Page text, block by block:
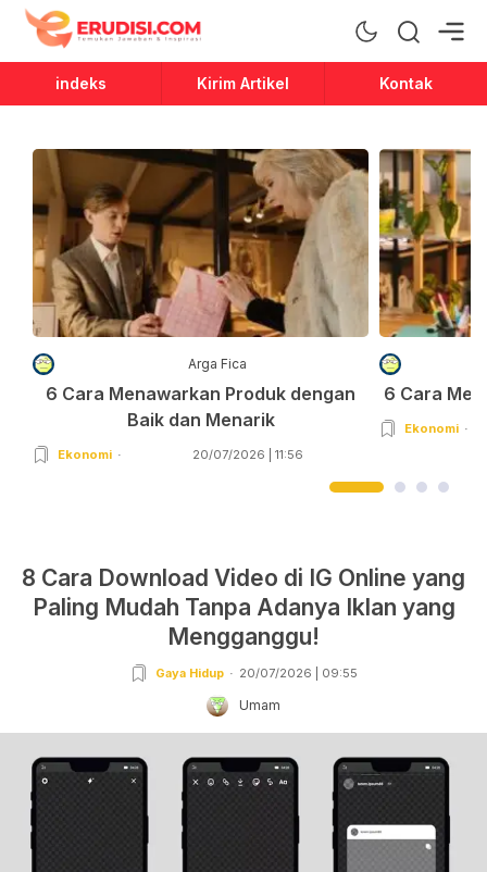
Erudisi
Temukan Jawaban dan Inspirasi
indeks Kirim Artikel Kontak
Arga Fica
6 Cara Menawarkan Produk dengan
Baik dan Menarik
Ekonomi 20/07/2026 | 11:56
6 Cara
Ekonomi
8 Cara Download Video di IG Online yang
Paling Mudah Tanpa Adanya Iklan yang
Mengganggu!
Gaya Hidup 20/07/2026 | 09:55
Umam